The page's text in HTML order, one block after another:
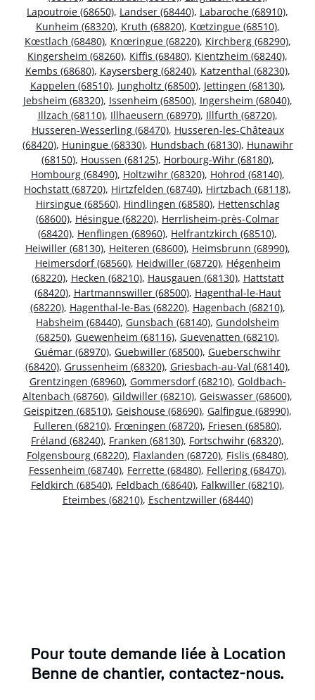
Lapoutroie (68650), Landser (68440), Labaroche (68910),
Kunheim (68320), Kruth (68820), Kœtzingue (68510),
Kœstlach (68480), Knœringue (68220), Kirchberg (68290),
Kingersheim (68260), Kiffis (68480), Kientzheim (68240),
Kembs (68680), Kaysersberg (68240), Katzenthal (68230),
Kappelen (68510), Jungholtz (68500), Jettingen (68130),
Jebsheim (68320), Issenheim (68500), Ingersheim (68040),
Illzach (68110), Illhaeusern (68970), Illfurth (68720),
Husseren-Wesserling (68470), Husseren-les-Châteaux
(68420), Huningue (68330), Hundsbach (68130), Hunawihr
(68150), Houssen (68125), Horbourg-Wihr (68180),
Hombourg (68490), Holtzwihr (68320), Hohrod (68140),
Hochstatt (68720), Hirtzfelden (68740), Hirtzbach (68118),
Hirsingue (68560), Hindlingen (68580), Hettenschlag
(68600), Hésingue (68220), Herrlisheim-près-Colmar
(68420), Henflingen (68960), Helfrantzkirch (68510),
Heiwiller (68130), Heiteren (68600), Heimsbrunn (68990),
Heimersdorf (68560), Heidwiller (68720), Hégenheim
(68220), Hecken (68210), Hausgauen (68130), Hattstatt
(68420), Hartmannswiller (68500), Hagenthal-le-Haut
(68220), Hagenthal-le-Bas (68220), Hagenbach (68210),
Habsheim (68440), Gunsbach (68140), Gundolsheim
(68250), Guewenheim (68116), Guevenatten (68210),
Guémar (68970), Guebwiller (68500), Gueberschwihr
(68420), Grussenheim (68320), Griesbach-au-Val (68140),
Grentzingen (68960), Gommersdorf (68210), Goldbach-
Altenbach (68760), Gildwiller (68210), Geiswasser (68600),
Geispitzen (68510), Geishouse (68690), Galfingue (68990),
Fulleren (68210), Frœningen (68720), Friesen (68580),
Fréland (68240), Franken (68130), Fortschwihr (68320),
Folgensbourg (68220), Flaxlanden (68720), Fislis (68480),
Fessenheim (68740), Ferrette (68480), Fellering (68470),
Feldkirch (68540), Feldbach (68640), Falkwiller (68210),
Eteimbes (68210), Eschentzwiller (68440)
Pour toute demande liée à Location
Benne de chantier, contactez-nous.